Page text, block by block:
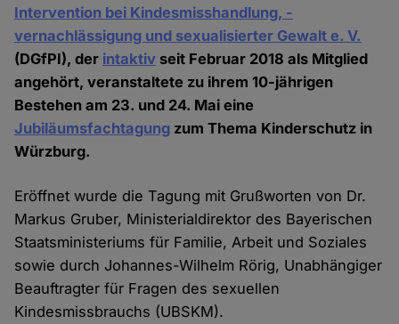
Intervention bei Kindesmisshandlung, -
vernachlässigung und sexualisierter Gewalt e. V.
(DGfPI), der intaktiv seit Februar 2018 als Mitglied
angehört, veranstaltete zu ihrem 10-jährigen
Bestehen am 23. und 24. Mai eine
Jubiläumsfachtagung zum Thema Kinderschutz in
Würzburg.
Eröffnet wurde die Tagung mit Grußworten von Dr.
Markus Gruber, Ministerialdirektor des Bayerischen
Staatsministeriums für Familie, Arbeit und Soziales
sowie durch Johannes-Wilhelm Rörig, Unabhängiger
Beauftragter für Fragen des sexuellen
Kindesmissbrauchs (UBSKM).